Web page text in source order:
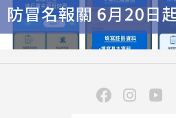
防冒名報關 6月20日